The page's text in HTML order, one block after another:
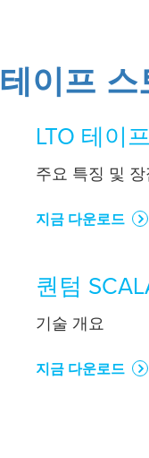
테이프 스
LTO 테이
주요 특징 및 장
지금 다운로드
퀀텀
기술 개요
지금 다운로드